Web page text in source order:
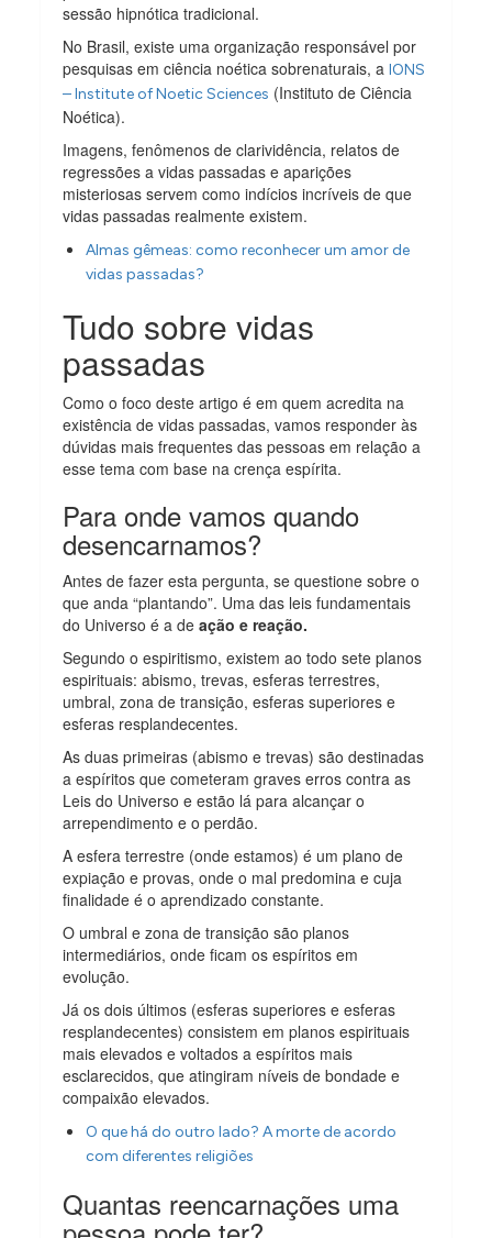
sessão hipnótica tradicional.
No Brasil, existe uma organização responsável por
pesquisas em ciência noética sobrenaturais, aIONS
– Institute of Noetic Sciences (Instituto de Ciência
Noética).
Imagens, fenômenos de clarividência, relatos de
regressões a vidas passadas e aparições
misteriosas servem como indícios incríveis de que
vidas passadas realmente existem.
Almas gêmeas: como reconhecer um amor de
vidas passadas?
Tudo sobre vidas
passadas
Como o foco deste artigo é em quem acredita na
existência de vidas passadas, vamos responder às
dúvidas mais frequentes das pessoas em relação a
esse tema com base na crença espírita.
Para onde vamos quando
desencarnamos?
Antes de fazer esta pergunta, se questione sobre o
que anda “plantando”. Uma das leis fundamentais
do Universo é a de ação e reação.
Segundo o espiritismo, existem ao todo sete planos
espirituais: abismo, trevas, esferas terrestres,
umbral, zona de transição, esferas superiores e
esferas resplandecentes.
As duas primeiras (abismo e trevas) são destinadas
a espíritos que cometeram graves erros contra as
Leis do Universo e estão lá para alcançar o
arrependimento e o perdão.
A esfera terrestre (onde estamos) é um plano de
expiação e provas, onde o mal predomina e cuja
finalidade é o aprendizado constante.
O umbral e zona de transição são planos
intermediários, onde ficam os espíritos em
evolução.
Já os dois últimos (esferas superiores e esferas
resplandecentes) consistem em planos espirituais
mais elevados e voltados a espíritos mais
esclarecidos, que atingiram níveis de bondade e
compaixão elevados.
O que há do outro lado? A morte de acordo
com diferentes religiões
Quantas reencarnações uma